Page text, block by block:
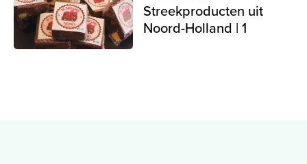
Streekproducten uit
Noord-Holland | 1